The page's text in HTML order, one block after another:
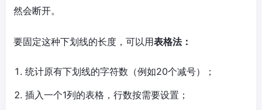
然会断开。
要固定这种下划线的长度，可以用表格法：
统计原有下划线的字符数（例如20个减号）；
插入一个1列的表格，行数按需要设置；